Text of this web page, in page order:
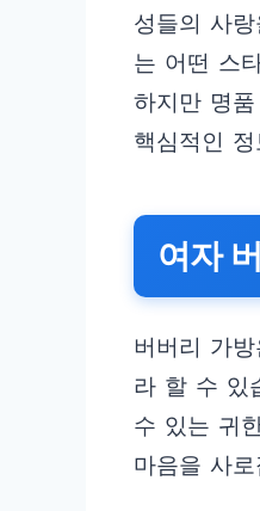
성들의 사
는 어떤 스
하지만 명
핵심적인
여자
버버리 가
라 할 수 있
수 있는 귀
마음을 사